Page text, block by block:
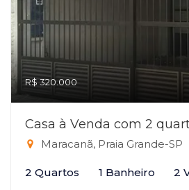
R$ 320.000
Casa à Venda com 2
Maracanã, Praia Grande-SP
2 Quartos 1 Banheiro 2